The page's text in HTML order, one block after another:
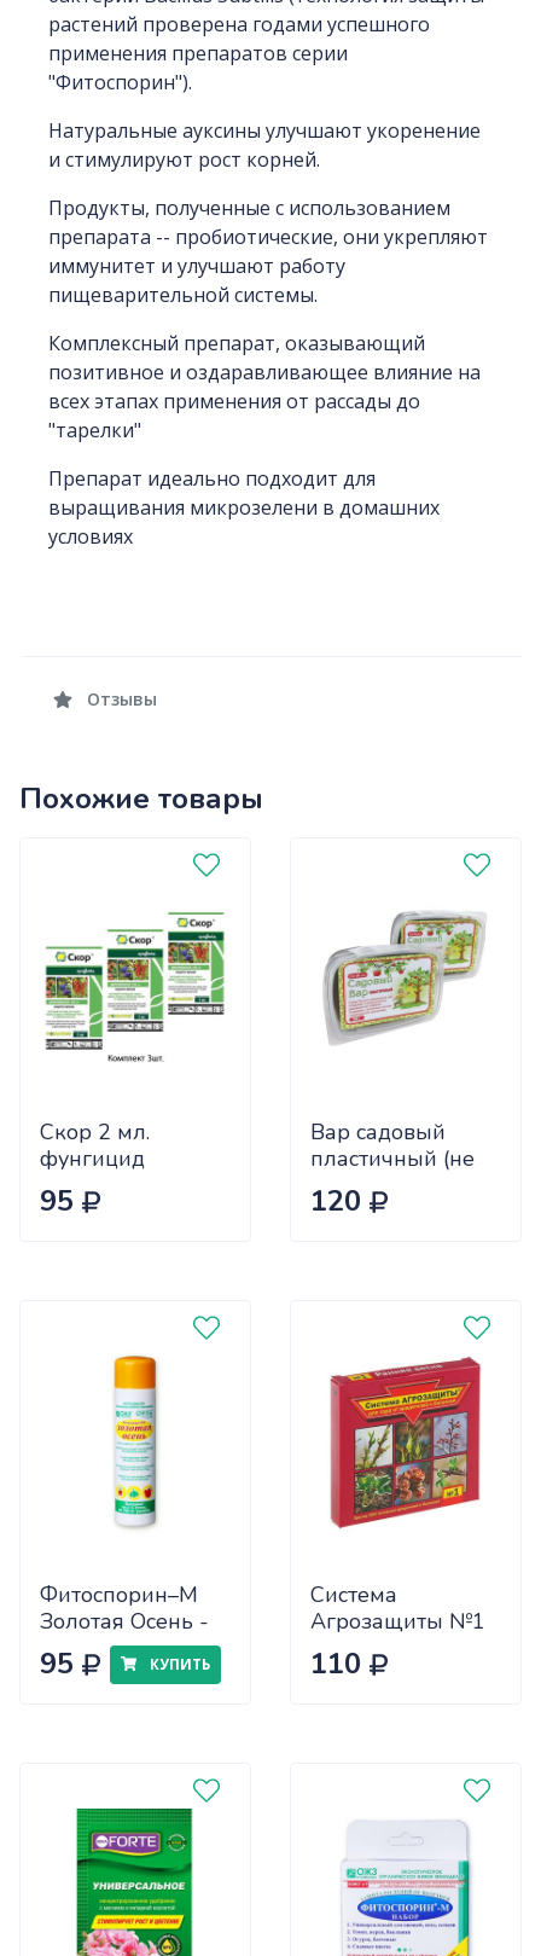
растений проверена годами успешного
применения препаратов серии
"Фитоспорин").
Натуральные ауксины улучшают укоренение
и стимулируют рост корней.
Продукты, полученные с использованием
препарата -- пробиотические, они укрепляют
иммунитет и улучшают работу
пищеварительной системы.
Комплексный препарат, оказывающий
позитивное и оздаравливающее влияние на
всех этапах применения от рассады до
"тарелки"
Препарат идеально подходит для
выращивания микрозелени в домашних
условиях
Отзывы
Похожие товары
Скор 2 мл.
фунгицид
комплект 3шт.
95
Вар садовый
пластичный (не
требует
дополнительного
120
Фитоспорин–М
Золотая Осень -
0,2 л
95 КУПИТЬ
Система
Агрозащиты №1
для сада от
вредителей и
110